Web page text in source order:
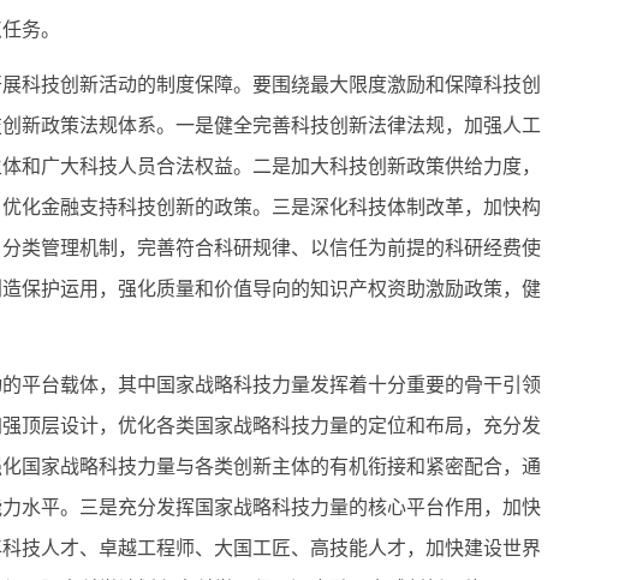
务。
技创新活动的制度保障。要围绕最大限度激励和保障科技创
新政策法规体系。一是健全完善科技创新法律法规，加强人工
广大科技人员合法权益。二是加大科技创新政策供给力度，
化金融支持科技创新的政策。三是深化科技体制改革，加快构
类管理机制，完善符合科研规律、以信任为前提的科研经费使
保护运用，强化质量和价值导向的知识产权资助激励政策，健
台载体，其中国家战略科技力量发挥着十分重要的骨干引领
顶层设计，优化各类国家战略科技力量的定位和布局，充分发
国家战略科技力量与各类创新主体的有机衔接和紧密配合，通
水平。三是充分发挥国家战略科技力量的核心平台作用，加快
技人才、卓越工程师、大国工匠、高技能人才，加快建设世界